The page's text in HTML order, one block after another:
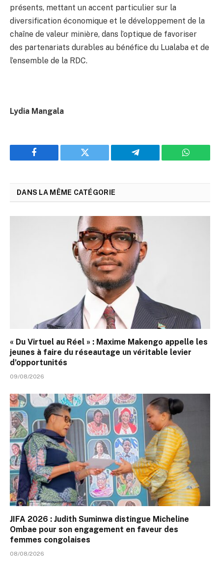
présents, mettant un accent particulier sur la
diversification économique et le développement de la
chaîne de valeur minière, dans l’optique de favoriser
des partenariats durables au bénéfice du Lualaba et de
l’ensemble de la RDC.
Lydia Mangala
Facebook Twitter Telegram
DANS LA MÊME CATÉGORIE
« Du Virtuel au Réel » : Maxime Makengo appelle les
jeunes à faire du réseautage un véritable levier
d’opportunités
09/08/2026
JIFA 2026 : Judith Suminwa distingue Micheline
Ombae pour son engagement en faveur des
femmes congolaises
08/08/2026